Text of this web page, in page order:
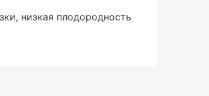
низкая плодородность